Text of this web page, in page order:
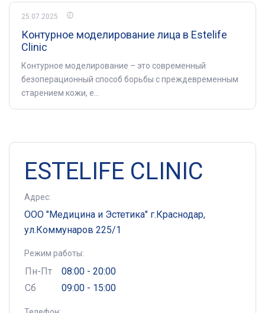
25.07.2025
Контурное моделирование лица в Estelife
Clinic
Контурное моделирование – это современный
безоперационный способ борьбы с преждевременным
старением кожи, е...
ESTELIFE CLINIC
Адрес:
ООО "Медицина и Эстетика" г.Краснодар,
ул.Коммунаров 225/1
Режим работы:
Пн-Пт
08:00 - 20:00
Сб
09:00 - 15:00